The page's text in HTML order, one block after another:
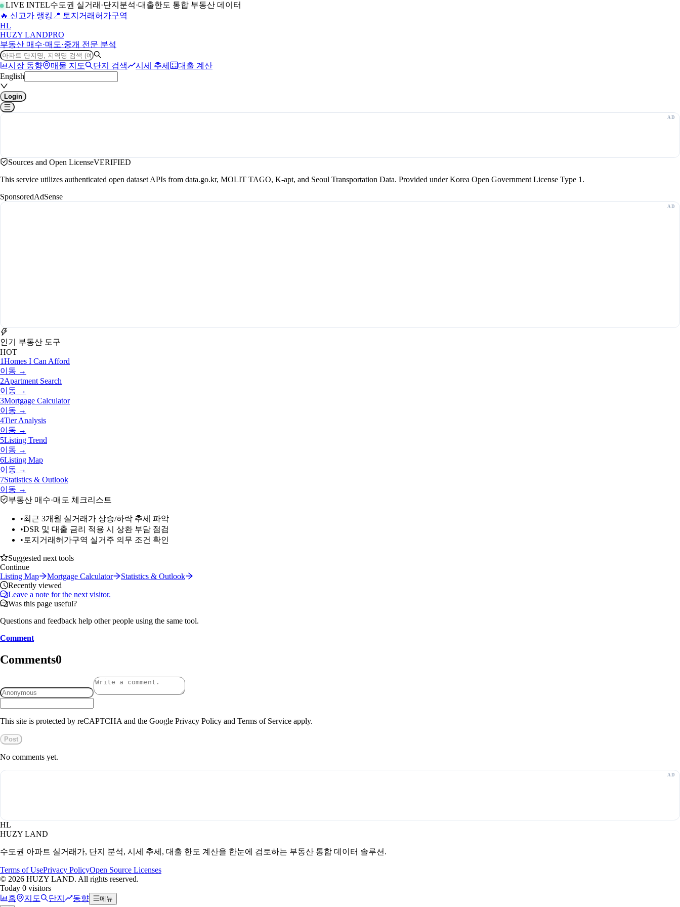
LIVE INTEL수도권 실거래·단지분석·대출한도 통합 부동산 데이터
🔥 신고가 랭킹 📍 토지거래허가구역
HL
HUZY LANDPRO
부동산 매수·매도·중개 전문 분석
시장 동향 매물 지도 단지 검색 시세 추세
대출 계산
English
Login
Sources and Open LicenseVERIFIED
This service utilizes authenticated open dataset APIs from data.go.kr, MOLIT TAGO, K-apt, and Seoul Transportation Data. Provided under Korea Open Government License Type 1.
SponsoredAdSense
인기 부동산 도구
HOT
1Homes I Can Afford
이동 →
2Apartment Search
이동 →
3Mortgage Calculator
이동 →
4Tier Analysis
이동 →
5Listing Trend
이동 →
6Listing Map
이동 →
7Statistics & Outlook
이동 →
부동산 매수·매도 체크리스트
•최근 3개월 실거래가 상승/하락 추세 파악
•DSR 및 대출 금리 적용 시 상환 부담 점검
• 토지거래허가구역 실거주 의무 조건 확인
Suggested next tools
Continue
Listing Map
Mortgage Calculator
Statistics & Outlook
Recently viewed
Leave a note for the next visitor.
Was this page useful?
Questions and feedback help other people using the same tool.
Comment
Comments0
This site is protected by reCAPTCHA and the Google Privacy Policy and Terms of Service apply.
Post
No comments yet.
HL
HUZY LAND
수도권 아파트 실거래가, 단지 분석, 시세 추세, 대출 한도 계산을 한눈에 검토하는 부동산 통합 데이터 솔루션.
Terms of UsePrivacy PolicyOpen Source Licenses
© 2026 HUZY LAND. All rights reserved.
Today 0 visitors
홈
지도 단지 동향 메뉴